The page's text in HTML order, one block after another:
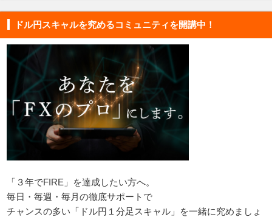
ドル円スキャルを究めるコミュニティを開講中！
「３年でFIRE」を達成したい方へ。
毎日・毎週・毎月の徹底サポートで
チャンスの多い「ドル円１分足スキャル」を一緒に究めましょ